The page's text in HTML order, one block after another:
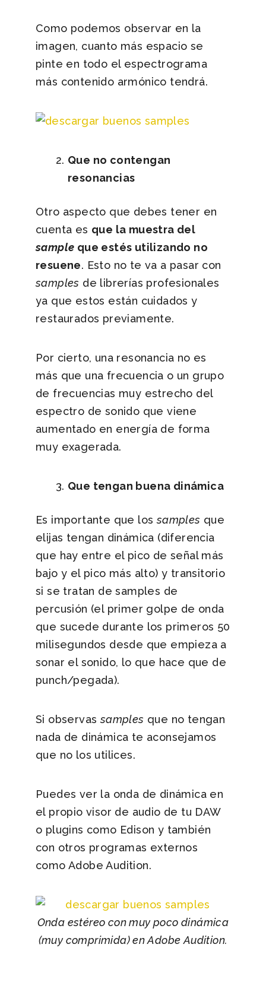
Como podemos observar en la
imagen, cuanto más espacio se
pinte en todo el espectrograma
más contenido armónico tendrá.
Que no contengan
resonancias
Otro aspecto que debes tener en
cuenta es que la muestra del
sample que estés utilizando no
resuene. Esto no te va a pasar con
samples de librerías profesionales
ya que estos están cuidados y
restaurados previamente.
Por cierto, una resonancia no es
más que una frecuencia o un grupo
de frecuencias muy estrecho del
espectro de sonido que viene
aumentado en energía de forma
muy exagerada.
Que tengan buena dinámica
Es importante que lossamples que
elijas tengan dinámica (diferencia
que hay entre el pico de señal más
bajo y el pico más alto) y transitorio
si se tratan de samples de
percusión (el primer golpe de onda
que sucede durante los primeros 50
milisegundos desde que empieza a
sonar el sonido, lo que hace que de
punch/pegada).
Si observassamples que no tengan
nada de dinámica te aconsejamos
que no los utilices.
Puedes ver la onda de dinámica en
el propio visor de audio de tu DAW
o plugins como Edison y también
con otros programas externos
como Adobe Audition.
Onda estéreo con muy poco dinámica
(muy comprimida) en Adobe Audition.